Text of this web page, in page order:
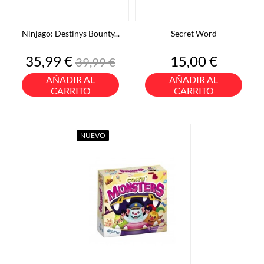
Ninjago: Destinys Bounty...
Precio
35,99 €Precio
base
39,99 €
AÑADIR AL
CARRITO
Secret Word
Precio
15,00 €
AÑADIR AL
CARRITO
NUEVO